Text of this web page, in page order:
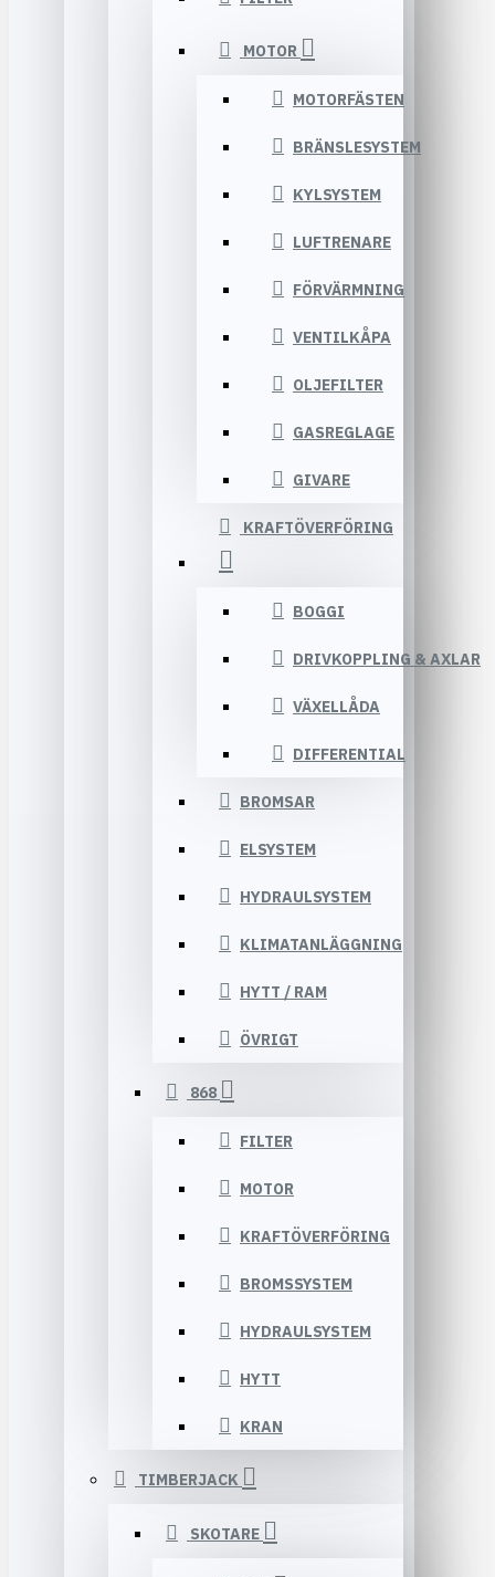
MOTOR
MOTORFÄSTEN
BRÄNSLESYSTEM
KYLSYSTEM
LUFTRENARE
FÖRVÄRMNING
VENTILKÅPA
OLJEFILTER
GASREGLAGE
GIVARE
KRAFTÖVERFÖRING
BOGGI
DRIVKOPPLING & AXLAR
VÄXELLÅDA
DIFFERENTIAL
BROMSAR
ELSYSTEM
HYDRAULSYSTEM
KLIMATANLÄGGNING
HYTT / RAM
ÖVRIGT
868
FILTER
MOTOR
KRAFTÖVERFÖRING
BROMSSYSTEM
HYDRAULSYSTEM
HYTT
KRAN
TIMBERJACK
SKOTARE